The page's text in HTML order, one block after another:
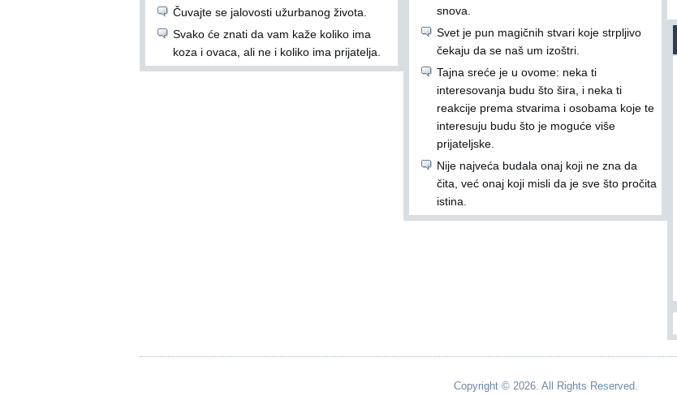
Čuvajte se jalovosti užurbanog života.
Svako će znati da vam kaže koliko ima
koza i ovaca, ali ne i koliko ima prijatelja.
snova.
Svet je pun magičnih stvari koje strpljivo
čekaju da se naš um izoštri.
Tajna sreće je u ovome: neka ti
interesovanja budu što šira, i neka ti
reakcije prema stvarima i osobama koje te
interesuju budu što je moguće više
prijateljske.
Nije najveća budala onaj koji ne zna da
čita, već onaj koji misli da je sve što pročita
istina.
Copyright © 2026. All Rights Reserved.